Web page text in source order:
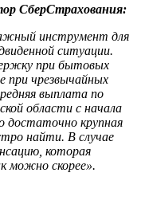
СберСтрахования:
инструмент для
ситуации.
при бытовых
при чрезвычайных
выплата по
области с начала
достаточно крупная
найти. В случае
которая
можно скорее».